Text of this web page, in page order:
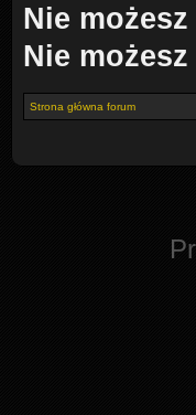
Nie możesz
Nie możesz
Strona główna forum